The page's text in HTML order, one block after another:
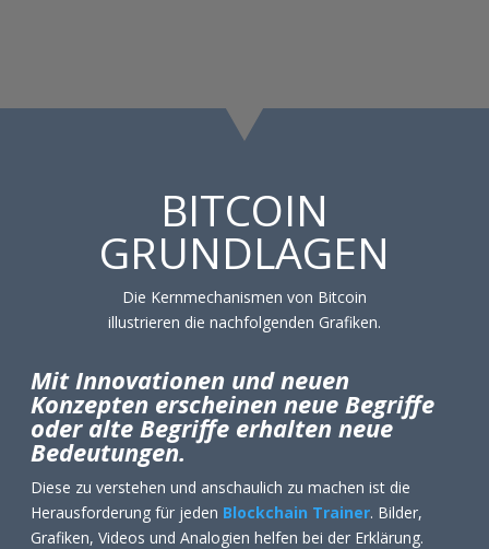
BITCOIN
GRUNDLAGEN
Die Kernmechanismen von Bitcoin
illustrieren die nachfolgenden Grafiken.
Mit Innovationen und neuen
Konzepten erscheinen neue Begriffe
oder alte Begriffe erhalten neue
Bedeutungen.
Diese zu verstehen und anschaulich zu machen ist die
Herausforderung für jeden Blockchain Trainer. Bilder,
Grafiken, Videos und Analogien helfen bei der Erklärung.